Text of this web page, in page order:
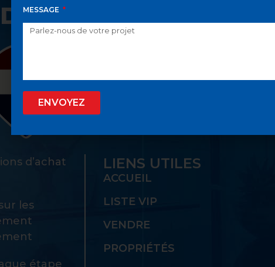
SON GUICHET
d’achat
les
étape
LIENS UTILES
ACCUEIL
LISTE VIP
VENDRE
PROPRIÉTÉS
MESSAGE
ENVOYEZ